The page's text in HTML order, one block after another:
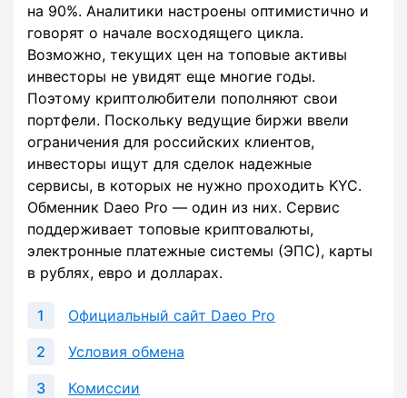
на 90%. Аналитики настроены оптимистично и
говорят о начале восходящего цикла.
Возможно, текущих цен на топовые активы
инвесторы не увидят еще многие годы.
Поэтому криптолюбители пополняют свои
портфели. Поскольку ведущие биржи ввели
ограничения для российских клиентов,
инвесторы ищут для сделок надежные
сервисы, в которых не нужно проходить KYC.
Обменник Daeo Pro — один из них. Сервис
поддерживает топовые криптовалюты,
электронные платежные системы (ЭПС), карты
в рублях, евро и долларах.
Официальный сайт Daeo Pro
Условия обмена
Комиссии